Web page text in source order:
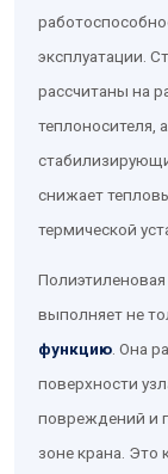
эксплуатации.
рассчитаны на
теплоносителя,
снижает
термической
выполняет не
функцию. Она
поверхности
повреждений и
зоне крана. Это